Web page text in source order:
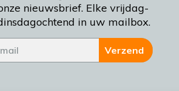
nieuwsbrief. Elke vrijdag-
in uw mailbox.
Verzend